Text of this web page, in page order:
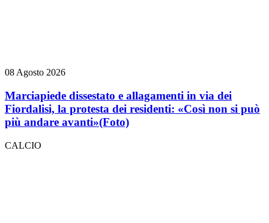
08 Agosto 2026
Marciapiede dissestato e allagamenti in via dei
Fiordalisi, la protesta dei residenti: «Così non si può
più andare avanti»(Foto)
CALCIO